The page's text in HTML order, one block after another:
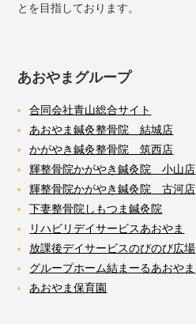
とを目指しております。
あおやまグループ
合同会社青山総合サイト
あおやま鍼灸整骨院 結城店
かがやき鍼灸整骨院 筑西店
輝整骨院かがやき鍼灸院 小山店
輝整骨院かがやき鍼灸院 古河店
下妻整骨院しもつま鍼灸院
リハビリデイサービスあおやま
放課後デイサービスのびのび広場
グループホーム結まーるあおやま
あおやま保育園